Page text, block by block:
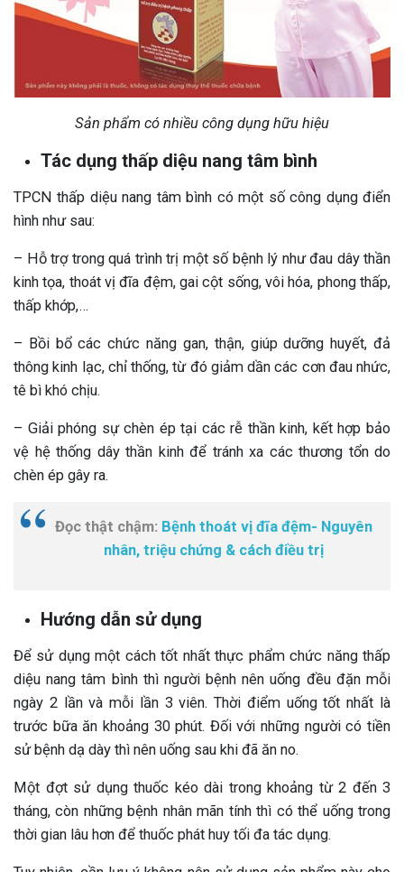
Sản phẩm có nhiều công dụng hữu hiệu
Tác dụng thấp diệu nang tâm bình
TPCN thấp diệu nang tâm bình có một số công dụng điển
hình như sau:
– Hỗ trợ trong quá trình trị một số bệnh lý như đau dây thần
kinh tọa, thoát vị đĩa đệm, gai cột sống, vôi hóa, phong thấp,
thấp khớp,…
– Bồi bổ các chức năng gan, thận, giúp dưỡng huyết, đả
thông kinh lạc, chỉ thống, từ đó giảm dần các cơn đau nhức,
tê bì khó chịu.
– Giải phóng sự chèn ép tại các rễ thần kinh, kết hợp bảo
vệ hệ thống dây thần kinh để tránh xa các thương tổn do
chèn ép gây ra.
Đọc thật chậm: Bệnh thoát vị đĩa đệm- Nguyên
nhân, triệu chứng & cách điều trị
Hướng dẫn sử dụng
Để sử dụng một cách tốt nhất thực phẩm chức năng thấp
diệu nang tâm bình thì người bệnh nên uống đều đặn mỗi
ngày 2 lần và mỗi lần 3 viên. Thời điểm uống tốt nhất là
trước bữa ăn khoảng 30 phút. Đối với những người có tiền
sử bệnh dạ dày thì nên uống sau khi đã ăn no.
Một đợt sử dụng thuốc kéo dài trong khoảng từ 2 đến 3
tháng, còn những bệnh nhân mãn tính thì có thể uống trong
thời gian lâu hơn để thuốc phát huy tối đa tác dụng.